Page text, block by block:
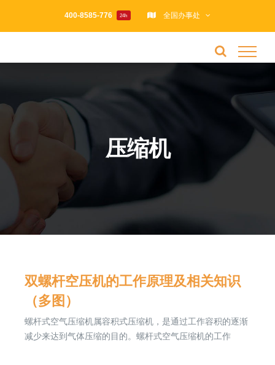
400-8585-776 24h 全国办事处
压缩机
双螺杆空压机的工作原理及相关知识
（多图）
螺杆式空气压缩机属容积式压缩机，是通过工作容积的逐渐
减少来达到气体压缩的目的。螺杆式空气压缩机的工作